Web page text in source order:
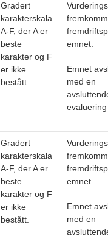
Gradert
karakterskala
A-F, der A er
beste
karakter og F
er ikke
bestått.
emnet.
Emnet
med en
evaluering
Gradert
karakterskala
A-F, der A er
beste
karakter og F
er ikke
bestått.
emnet.
Emnet
med en